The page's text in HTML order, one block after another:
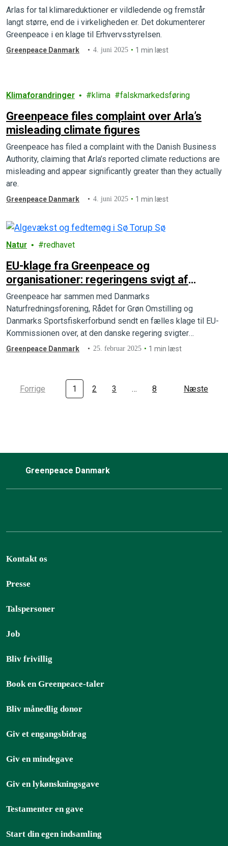
Arlas for tal klimareduktioner er vildledende og fremstår
langt større, end de i virkeligheden er. Det dokumenterer
Greenpeace i en klage til Erhvervsstyrelsen.
Greenpeace Danmark 4. juni 2025 1 min læst
Klimaforandringer klima falskmarkedsføring
Greenpeace files complaint over Arla’s
misleading climate figures
Greenpeace has filed a complaint with the Danish Business
Authority, claiming that Arla’s reported climate reductions are
misleading and appear significantly greater than they actually
are.
Greenpeace Danmark 4. juni 2025 1 min læst
Natur redhavet
EU-klage fra Greenpeace og
organisationer: regeringens svigt af
vandmiljøet er ulovlig
Greenpeace har sammen med Danmarks
Naturfredningsforening, Rådet for Grøn Omstilling og
Danmarks Sportsfiskerforbund sendt en fælles klage til EU-
Kommissionen over, at den danske regering svigter
indsatsen for at leve op til EU's vandrammedirektiv.
Greenpeace Danmark 25. februar 2025 1 min læst
Forrige 1 2 3 … 8 Næste
Greenpeace Danmark
Kontakt os
Presse
Talspersoner
Job
Bliv frivillig
Book en Greenpeace-taler
Bliv månedlig donor
Giv et engangsbidrag
Giv en mindegave
Giv en lykønskningsgave
Testamenter en gave
Start din egen indsamling